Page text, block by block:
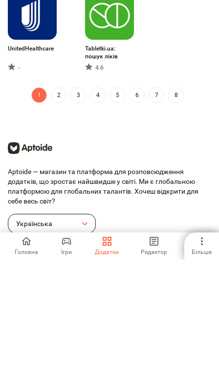
Головна Ігри Додатки Редактор Більше
UnitedHealthcare
-
Tabletki.ua:
пошук ліків
4.6
1 2 3 4 5 6 7 8
Aptoide — магазин та платформа для розповсюдження
додатків, що зростає найшвидше у світі. Ми є глобальною
платформою для глобальних талантів. Хочеш відкрити для
себе весь світ?
Українська